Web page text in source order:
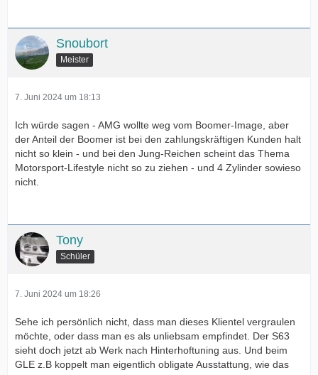
Snoubort
Meister
7. Juni 2024 um 18:13
Ich würde sagen - AMG wollte weg vom Boomer-Image, aber
der Anteil der Boomer ist bei den zahlungskräftigen Kunden halt
nicht so klein - und bei den Jung-Reichen scheint das Thema
Motorsport-Lifestyle nicht so zu ziehen - und 4 Zylinder sowieso
nicht.
Tony
Schüler
7. Juni 2024 um 18:26
Sehe ich persönlich nicht, dass man dieses Klientel vergraulen
möchte, oder dass man es als unliebsam empfindet. Der S63
sieht doch jetzt ab Werk nach Hinterhoftuning aus. Und beim
GLE z.B koppelt man eigentlich obligate Ausstattung, wie das